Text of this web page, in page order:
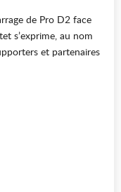
de Pro D2 face
s’exprime, au nom
et partenaires